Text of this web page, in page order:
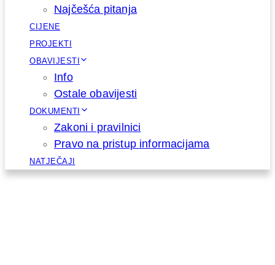
Najčešća pitanja
CIJENE
PROJEKTI
OBAVIJESTI
Info
Ostale obavijesti
DOKUMENTI
Zakoni i pravilnici
Pravo na pristup informacijama
NATJEČAJI